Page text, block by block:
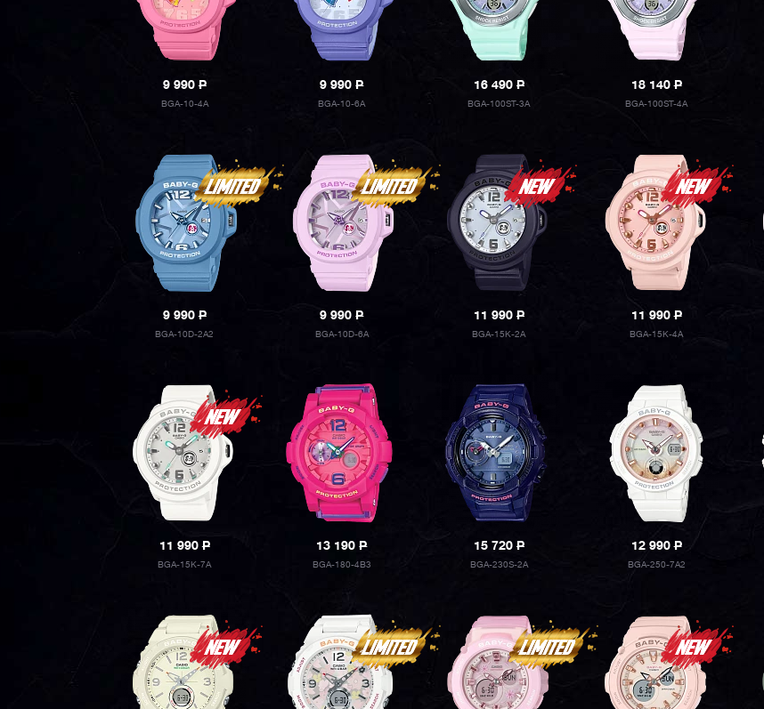
9 990P
BGA-10-4A
9 990P
BGA-10-6A
16 490 P
BGA-100ST-3A
18 140P
BGA-100ST-4A
9 990P
BGA-10D-2A2
9 990P
BGA-10D-6A
11 990 P
BGA-15K-2A
11 990P
BGA-15K-4A
11 990P
BGA-15K-7A
13 190P
BGA-180-4B3
15 720 P
BGA-230S-2A
12 990P
BGA-250-7A2